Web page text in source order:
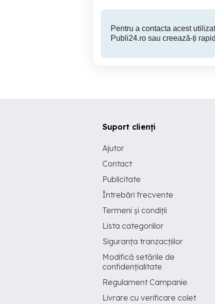
Pentru a contacta acest
Publi24.ro sau creează-ți
Suport clienți
Ajutor
Contact
Publicitate
Întrebări frecvente
Termeni și condiții
Lista categoriilor
Siguranța tranzacțiilor
Modifică setările de
confidențialitate
Regulament Campanie
Livrare cu verificare colet